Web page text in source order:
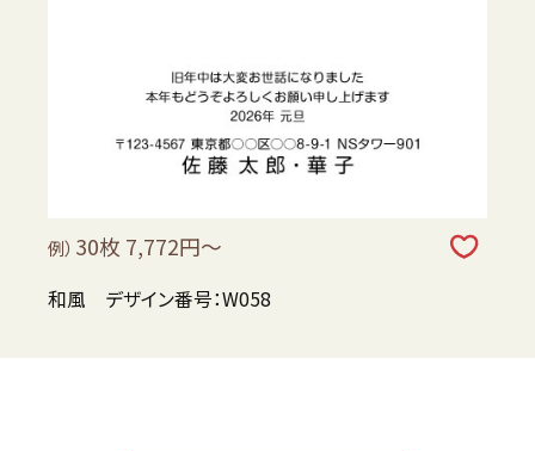
例） 30枚 7,772円～
和風 デザイン番号：W058